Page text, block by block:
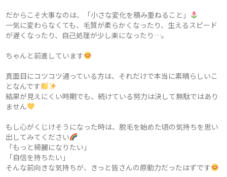
だからこそ大事なのは、「小さな変化を積み重ねること」
一気に変わらなくても、毛質が柔らかくなったり、生えるスピード
が遅くなったり、自己処理が少し楽になったり…。
ちゃんと前進しています
真面目にコツコツ通っている方は、それだけで本当に素晴らしいこ
となんです
結果が見えにくい時期でも、続けている努力は決して無駄ではあり
ません
もし心がくじけそうになった時は、脱毛を始めた頃の気持ちを思い
出してみてください
「もっと綺麗になりたい」
「自信を持ちたい」
そんな前向きな気持ちが、きっと皆さんの原動力だったはずです